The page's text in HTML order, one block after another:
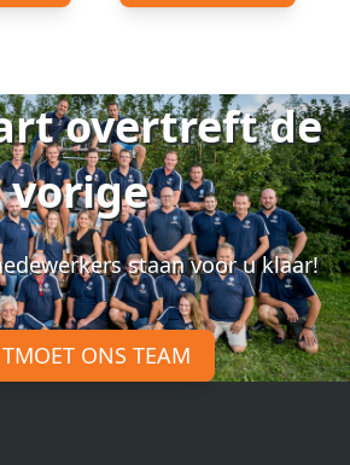
overtreft de
vorige
staan voor u klaar!
ONS TEAM